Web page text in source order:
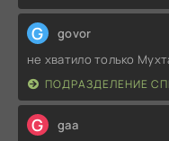
G govor
не хватило только
ПОДРАЗДЕЛЕНИЕ
G gaa